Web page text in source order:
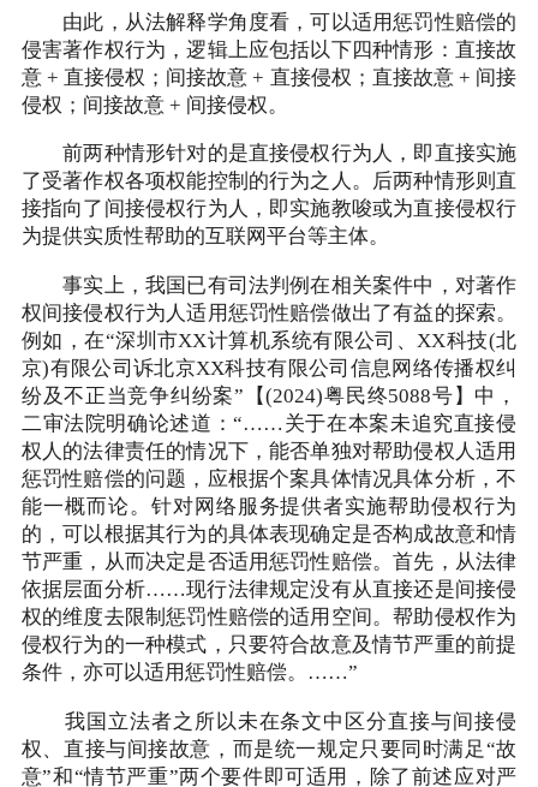
由此，从法解释学角度看，可以适用惩罚性赔偿的
侵害著作权行为，逻辑上应包括以下四种情形：直接故
意 + 直接侵权；间接故意 + 直接侵权；直接故意 + 间接
侵权；间接故意 + 间接侵权。
前两种情形针对的是直接侵权行为人，即直接实施
了受著作权各项权能控制的行为之人。后两种情形则直
接指向了间接侵权行为人，即实施教唆或为直接侵权行
为提供实质性帮助的互联网平台等主体。
事实上，我国已有司法判例在相关案件中，对著作
权间接侵权行为人适用惩罚性赔偿做出了有益的探索。
例如，在“深圳市XX计算机系统有限公司、XX科技(北
京)有限公司诉北京XX科技有限公司信息网络传播权纠
纷及不正当竞争纠纷案”【(2024)粤民终5088号】中，
二审法院明确论述道：“……关于在本案未追究直接侵
权人的法律责任的情况下，能否单独对帮助侵权人适用
惩罚性赔偿的问题，应根据个案具体情况具体分析，不
能一概而论。针对网络服务提供者实施帮助侵权行为
的，可以根据其行为的具体表现确定是否构成故意和情
节严重，从而决定是否适用惩罚性赔偿。首先，从法律
依据层面分析……现行法律规定没有从直接还是间接侵
权的维度去限制惩罚性赔偿的适用空间。帮助侵权作为
侵权行为的一种模式，只要符合故意及情节严重的前提
条件，亦可以适用惩罚性赔偿。……”
我国立法者之所以未在条文中区分直接与间接侵
权、直接与间接故意，而是统一规定只要同时满足“故
意”和“情节严重”两个要件即可适用，除了前述应对严